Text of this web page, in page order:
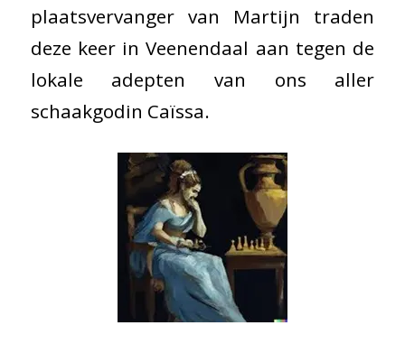
plaatsvervanger van Martijn traden
deze keer in Veenendaal aan tegen de
lokale adepten van ons aller
schaakgodin Caïssa.